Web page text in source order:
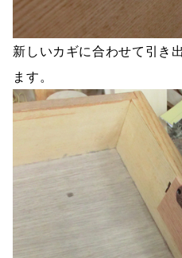
新しいカギに合わせて引き
ます。